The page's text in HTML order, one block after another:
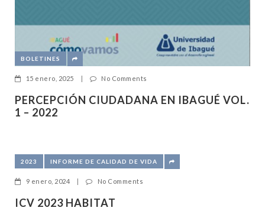
BOLETINES
15 enero, 2025 | No Comments
PERCEPCIÓN CIUDADANA EN IBAGUÉ VOL.
1 – 2022
2023 INFORME DE CALIDAD DE VIDA
9 enero, 2024 | No Comments
ICV 2023 HABITAT